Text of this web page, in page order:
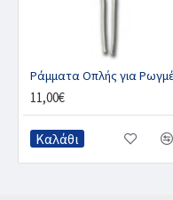
Ράμματα Οπλής για
11,00€
Καλάθι